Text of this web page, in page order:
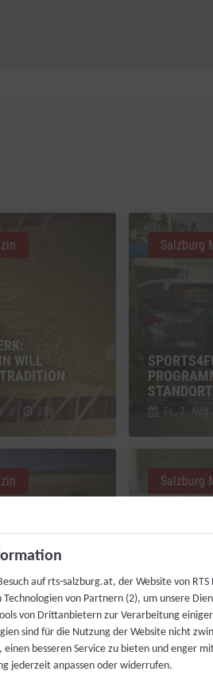
WILL
// 259 Fr., 7.
Salzburg
REFORM?
// 368
VIELFALT
„RAD AM
Di., 4.
Salzburg
auf rts-salzburg.at, der Website von
von Partnern (2), um unsere
von Drittanbietern zur Verarbeitung
sind für die Nutzung der Website nicht
einen besseren Service zu bieten und enger
jederzeit anpassen oder widerrufen.